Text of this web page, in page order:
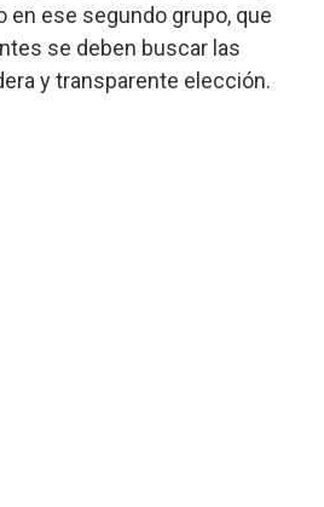
en ese segundo grupo, que
se deben buscar las
y transparente elección.